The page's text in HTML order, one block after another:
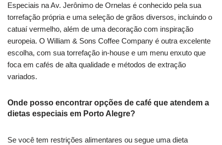
Especiais na Av. Jerônimo de Ornelas é conhecido pela sua
torrefação própria e uma seleção de grãos diversos, incluindo o
catuaí vermelho, além de uma decoração com inspiração
europeia. O William & Sons Coffee Company é outra excelente
escolha, com sua torrefação in-house e um menu enxuto que
foca em cafés de alta qualidade e métodos de extração
variados.
Onde posso encontrar opções de café que atendem a
dietas especiais em Porto Alegre?
Se você tem restrições alimentares ou segue uma dieta